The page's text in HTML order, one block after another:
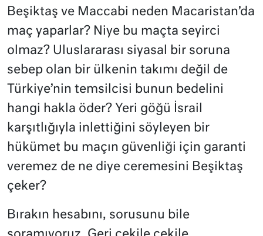
Beşiktaş ve Maccabi neden Macaristan’da
maç yaparlar? Niye bu maçta seyirci
olmaz? Uluslararası siyasal bir soruna
sebep olan bir ülkenin takımı değil de
Türkiye’nin temsilcisi bunun bedelini
hangi hakla öder? Yeri göğü İsrail
karşıtlığıyla inlettiğini söyleyen bir
hükümet bu maçın güvenliği için garanti
veremez de ne diye ceremesini Beşiktaş
çeker?
Bırakın hesabını, sorusunu bile